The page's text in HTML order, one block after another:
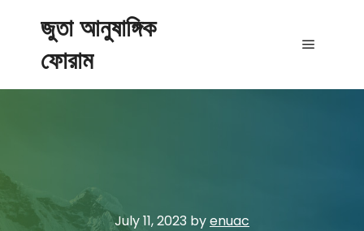
জুতা আনুষাঙ্গিক
ফোরাম
July 11, 2023 byenuac